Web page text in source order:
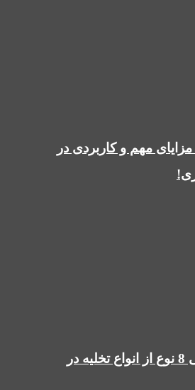
جدول شوی نیسان 07 مزایای مهم و کاربردی در
نحوه تخلیه بار کمپرسی 8 نوع از انواع تخلیه در